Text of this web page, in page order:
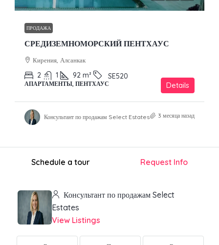
ПРОДАЖА
СРЕДИЗЕМНОМОРСКИЙ ПЕНТХАУС
Кирения, Алсанкак
2 1 92 m² SE520
АПАРТАМЕНТЫ, ПЕНТХАУС Details
Консультант по продажам Select Estates 3 месяца назад
Schedule a tour Request Info
Консультант по продажам Select
Estates
View Listings